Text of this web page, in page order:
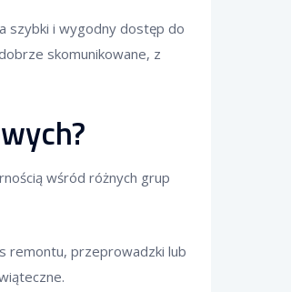
szybki i wygodny dostęp do
skomunikowane, z
wśród różnych grup
remontu, przeprowadzki lub